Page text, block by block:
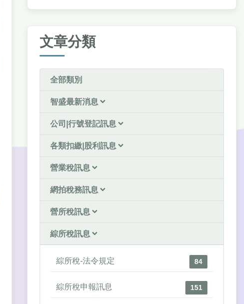
文章分類
全部類別
智盛最新消息
公司|行號登記訊息
各類扣繳|股利訊息
營業稅訊息
網拍稅務訊息
營所稅訊息
綜所稅訊息
綜所稅-法令規定 84
綜所稅申報訊息 151